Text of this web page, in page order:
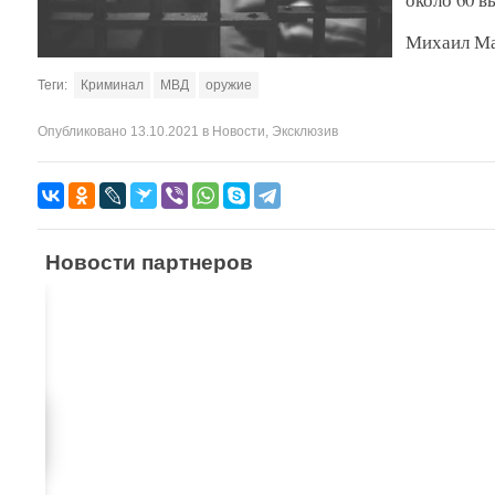
Михаил
Теги: Криминал МВД оружие
Опубликовано 13.10.2021 в Новости Эксклюзив
Новости партнеров